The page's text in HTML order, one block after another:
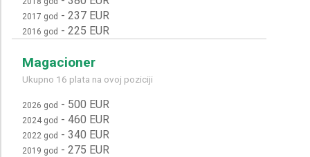
2017 god - 237 EUR
2016 god - 225 EUR
Magacioner
Ukupno 16 plata na ovoj poziciji
2026 god - 500 EUR
2024 god - 460 EUR
2022 god - 340 EUR
2019 god - 275 EUR